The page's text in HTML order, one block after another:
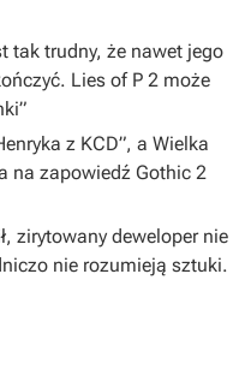
tak trudny, że nawet jego
Lies of P 2 może
z KCD”, a Wielka
na zapowiedź Gothic 2
zirytowany deweloper nie
nie rozumieją sztuki.